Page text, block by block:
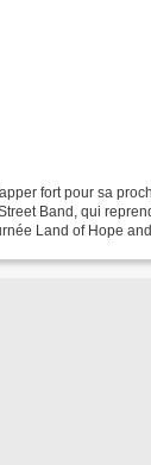
fort pour sa
Band, qui
Land of Hope